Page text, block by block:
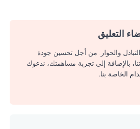
التعليق
والحوار. من أجل تحسين جودة
بالإضافة إلى تجربة مساهمتك، ندعوك
الخاصة بنا.